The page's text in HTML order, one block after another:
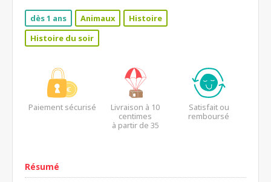
dès 1 ans Animaux
Histoire
Histoire du soir
Paiement sécurisé
Livraison à 10
centimes
à partir de 35
Satisfait ou
remboursé
Résumé